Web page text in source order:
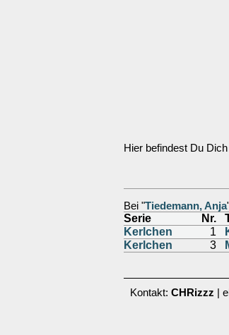
Hier befindest Du
Bei "Tiedemann, Anja
Serie Nr.
Kerlchen
1
Kerlchen
3
Kontakt: CHRizzz |